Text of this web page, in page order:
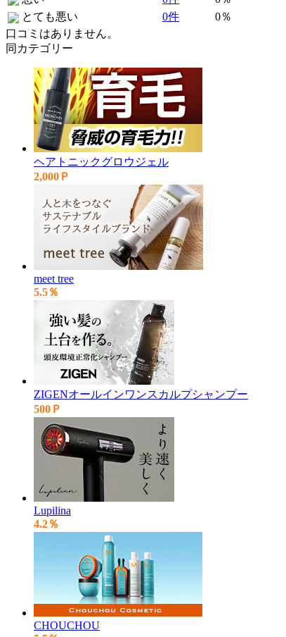
とても悪い
0件
0％
口コミはありません。
同カテゴリー
ヘアトニックグロウジェル
2,000Ｐ
meet tree
5.5％
ZIGENオールインワンスカルプシャンプー
500Ｐ
Lupilina
4.2％
CHOUCHOU